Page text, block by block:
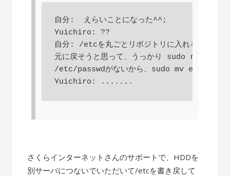
自分:  えらいことになった^^;
Yuichiro: ??
自分: /etcを丸ごとリポジトリに入れる実験をし
元に戻そうと思って、うっかり sudo rm -f /
/etc/passwdがないから、sudo mv
さくらインターネットさんのサポートで、HDDを
別サーバにつないでいただいて/etcを書き戻して